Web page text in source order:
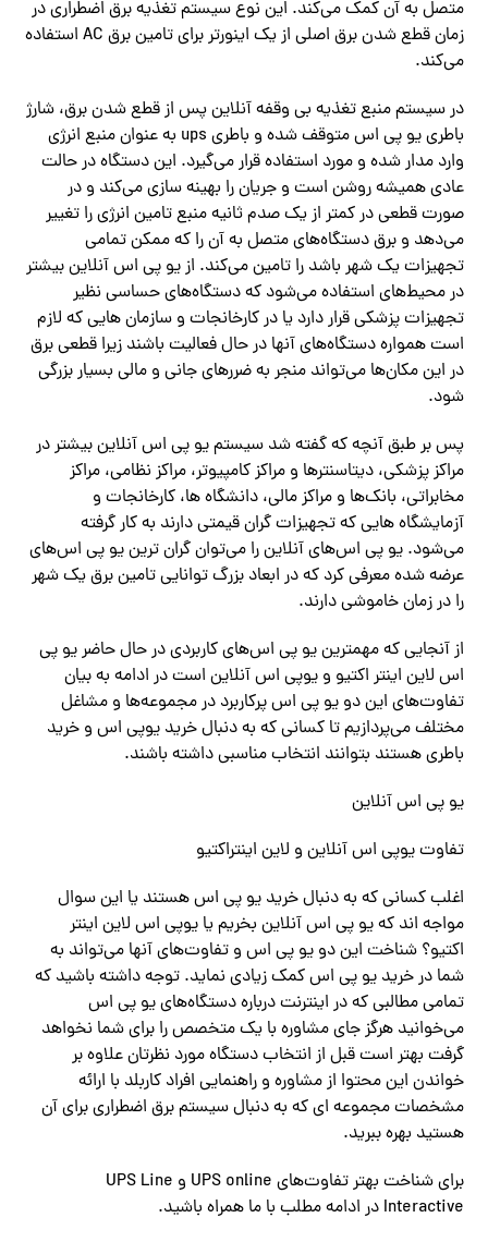
متصل به آن کمک‌ می‌کند. این نوع سیستم تغذیه برق اضطراری در
زمان قطع شدن برق اصلی از یک اینورتر برای تامین برق AC استفاده‌
می‌کند.
در سیستم منبع تغذیه بی وقفه آنلاین پس از قطع شدن برق، شارژ
باطری یو پی اس متوقف شده و باطری ups به عنوان منبع انرژی
وارد مدار شده و مورد استفاده قرار‌ می‌گیرد. این دستگاه در حالت
عادی همیشه روشن است و جریان را بهینه سازی‌ می‌کند و در
صورت قطعی در کمتر از یک صدم ثانیه منبع تامین انرژی را تغییر‌
می‌دهد و برق دستگاه‌های متصل به آن را که ممکن تمامی
تجهیزات یک شهر باشد را تامین‌ می‌کند. از یو پی اس آنلاین بیشتر
در محیط‌های استفاده‌ می‌شود که دستگاه‌های حساسی نظیر
تجهیزات پزشکی قرار دارد یا در کارخانجات و سازمان هایی که لازم
است همواره دستگاه‌های آنها در حال فعالیت باشند زیرا قطعی برق
در این مکان‌ها‌ می‌تواند منجر به ضررهای جانی و مالی بسیار بزرگی
شود.
پس بر طبق آنچه که گفته شد سیستم یو پی اس آنلاین بیشتر در
مراکز پزشکی، دیتاسنترها و مراکز کامپیوتر، مراکز نظامی، مراکز
مخابراتی، بانک‌ها و مراکز مالی، دانشگاه ها، کارخانجات و
آزمایشگاه هایی که تجهیزات گران قیمتی دارند به کار گرفته‌
می‌شود. یو پی اس‌های آنلاین را‌ می‌توان گران ترین یو پی اس‌های
عرضه شده معرفی کرد که در ابعاد بزرگ توانایی تامین برق یک شهر
را در زمان خاموشی دارند.
از آنجایی که مهمترین یو پی اس‌های کاربردی در حال حاضر یو پی
اس لاین اینتر اکتیو و یوپی اس آنلاین است در ادامه به بیان
تفاوت‌های این دو یو پی اس پرکاربرد در مجموعه‌ها و مشاغل
مختلف‌ می‌پردازیم تا کسانی که به دنبال خرید یوپی اس و خرید
باطری هستند بتوانند انتخاب مناسبی داشته باشند.
یو پی اس آنلاین
تفاوت یوپی اس آنلاین و لاین اینتراکتیو
اغلب کسانی که به دنبال خرید یو پی اس هستند یا این سوال
مواجه اند که یو پی اس آنلاین بخریم یا یوپی اس لاین اینتر
اکتیو؟ شناخت این دو یو پی اس و تفاوت‌های آنها‌ می‌تواند به
شما در خرید یو پی اس کمک زیادی نماید. توجه داشته باشید که
تمامی مطالبی که در اینترنت درباره دستگاه‌های یو پی اس‌
می‌خوانید هرگز جای مشاوره با یک متخصص را برای شما نخواهد
گرفت بهتر است قبل از انتخاب دستگاه مورد نظرتان علاوه بر
خواندن این محتوا از مشاوره و راهنمایی افراد کاربلد با ارائه
مشخصات مجموعه ای که به دنبال سیستم برق اضطراری برای آن
هستید بهره ببرید.
برای شناخت بهتر تفاوت‌های UPS online و UPS Line
Interactive در ادامه مطلب با ما همراه باشید.